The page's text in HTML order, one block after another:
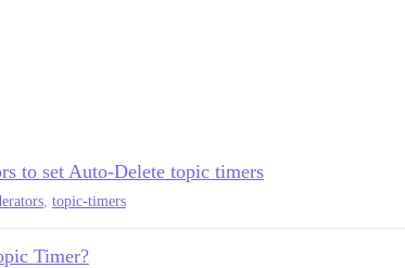
to set Auto-Delete topic timers
, topic-timers
Timer?